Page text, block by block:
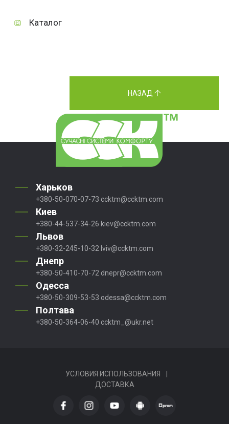
Каталог
НАЗАД
Харьков
+380-50-070-07-73 ccktm@ccktm.com
Киев
+380-44-537-34-26 kiev@ccktm.com
Львов
+380-32-245-10-32 lviv@ccktm.com
Днепр
+380-50-410-70-72 dnepr@ccktm.com
Одесса
+380-50-309-53-53 odessa@ccktm.com
Полтава
+380-50-364-06-40 ccktm_@ukr.net
УСЛОВИЯ ИСПОЛЬЗОВАНИЯ
ДОСТАВКА